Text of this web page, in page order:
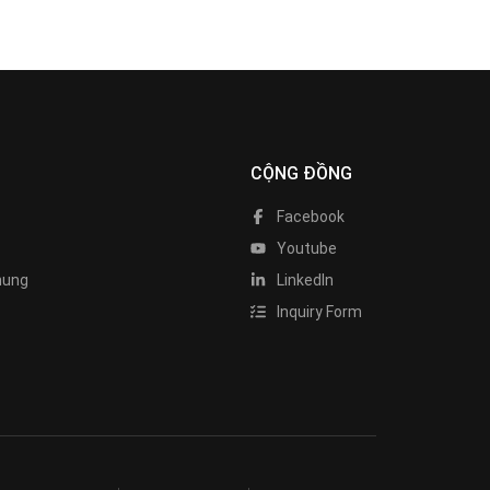
CỘNG ĐỒNG
Facebook
Youtube
LinkedIn
Inquiry Form